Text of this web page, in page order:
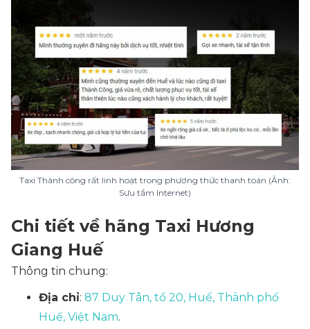
Taxi Thành công rất linh hoạt trong phương thức thanh toán (Ảnh:
Sưu tầm Internet)
Chi tiết về hãng Taxi Hương
Giang Huế
Thông tin chung:
Địa chỉ: 87 Duy Tân, tổ 20, Huế, Thành phố
Huế, Việt Nam.